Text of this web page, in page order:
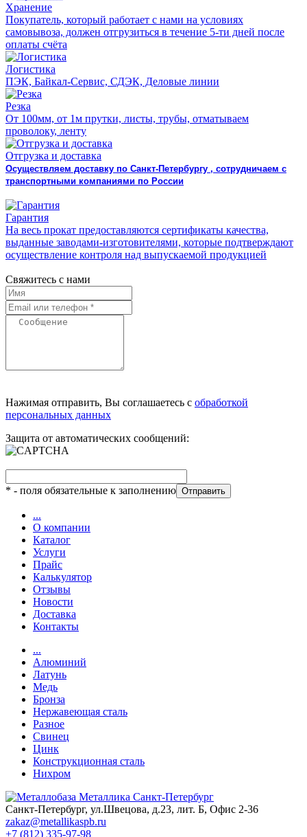
Хранение
Покупатель, который работает с нами на условиях
самовывоза, должен отгрузиться в течение 5-ти дней после
оплаты счёта
Логистика
ПЭК, Байкал-Сервис, СДЭК, Деловые линии
Резка
От 100мм, от 1м прутки, листы, трубы, отматываем
проволоку, ленту
Отгрузка и доставка
Осуществляем доставку по Санкт-Петербургу , сотрудничаем с
транспортными компаниями по России
Гарантия
На весь прокат предоставляются сертификаты качества,
выданные заводами-изготовителями, которые подтверждают
осуществление контроля над выпускаемой продукцией
Свяжитесь с нами
Нажимая отправить, Вы соглашаетесь с обработкой
персональных данных
Защита от автоматических сообщений:
* - поля обязательные к заполнению
...
О компании
Каталог
Услуги
Прайс
Калькулятор
Отзывы
Новости
Доставка
Контакты
...
Алюминий
Латунь
Медь
Бронза
Нержавеющая сталь
Разное
Свинец
Цинк
Конструкционная сталь
Нихром
Санкт-Петербург, ул.Швецова, д.23, лит. Б, Офис 2-36
zakaz@metallikaspb.ru
+7 (812) 335-97-98